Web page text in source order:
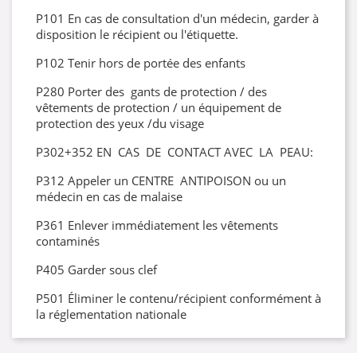
P101 En cas de consultation d'un médecin, garder à
disposition le récipient ou l'étiquette.
P102 Tenir hors de portée des enfants
P280 Porter des gants de protection / des
vêtements de protection / un équipement de
protection des yeux /du visage
P302+352 EN CAS DE CONTACT AVEC LA PEAU:
P312 Appeler un CENTRE ANTIPOISON ou un
médecin en cas de malaise
P361 Enlever immédiatement les vêtements
contaminés
P405 Garder sous clef
P501 Éliminer le contenu/récipient conformément à
la réglementation nationale